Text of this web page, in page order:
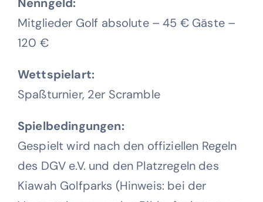
Nenngeld:
Mitglieder Golf absolute – 45 € Gäste –
120 €
Wettspielart:
Spaßturnier, 2er Scramble
Spielbedingungen:
Gespielt wird nach den offiziellen Regeln
des DGV e.V. und den Platzregeln des
Kiawah Golfparks (Hinweis: bei der